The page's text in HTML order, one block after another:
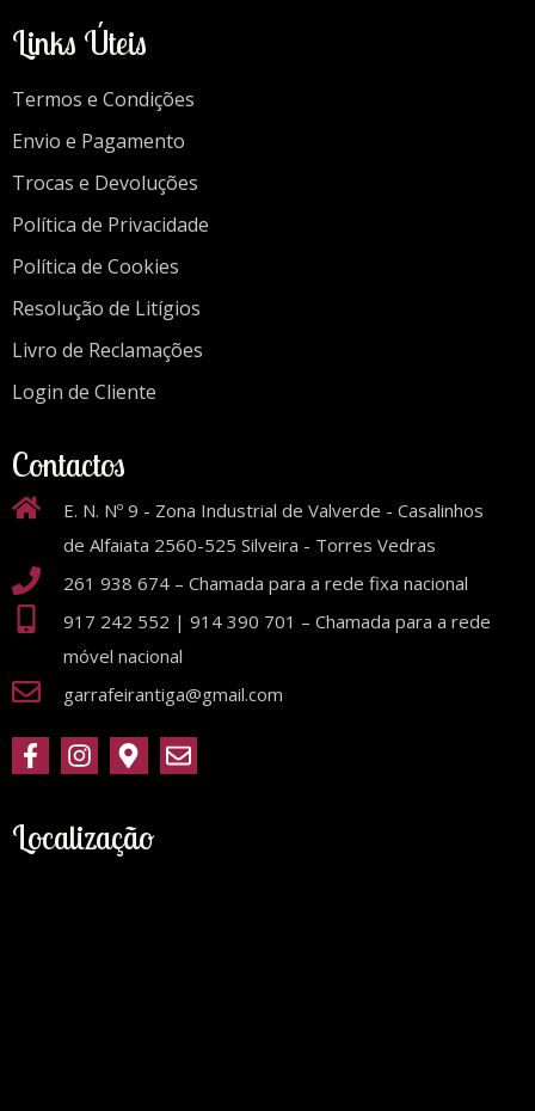
Links Úteis
Termos e Condições
Envio e Pagamento
Trocas e Devoluções
Política de Privacidade
Política de Cookies
Resolução de Litígios
Livro de Reclamações
Login de Cliente
Contactos
E. N. Nº 9 - Zona Industrial de Valverde - Casalinhos
de Alfaiata 2560-525 Silveira - Torres Vedras
261 938 674 – Chamada para a rede fixa nacional
917 242 552 | 914 390 701 – Chamada para a rede
móvel nacional
garrafeirantiga@gmail.com
Localização